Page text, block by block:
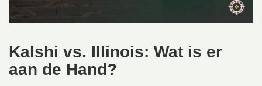
Kalshi vs. Illinois: Wat is er
aan de Hand?